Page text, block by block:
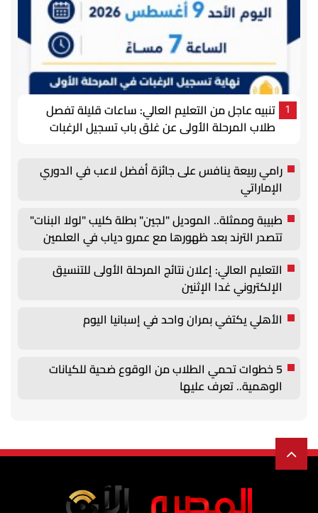
1
تنبيه عاجل من التعليم العالي: ساعات قليلة تفصل
طلاب المرحلة الأولى عن غلق باب تسجيل الرغبات
رامي ربيعة ينافس على جائزة أفضل لاعب في الدوري
الإماراتي
طبيبة وممثلة.. الموديل "لجين" بطلة كليب "لولا البنات"
تتصدر الترند بعد ظهورها مع عمرو دياب في العلمين
التعليم العالي: إعلان نتائج المرحلة الأولى للتنسيق
الإلكتروني غدا الإثنين
الأهلي يكتفي بمران واحد في إسبانيا اليوم
5 خطوات تحمي الطلاب من الوقوع ضحية للكيانات
الوهمية.. تعرف عليها